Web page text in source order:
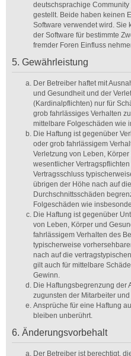
deutschsprachige
gestellt. Beide haben keinen
Software verwendet wird. Sie
der Software für bestimmte
fremder Foren Einfluss
5. Gewährleistung
Der Betreiber haftet mit
und Gesundheit und der
(Kardinalpflichten) nur für
grob fahrlässiges Verhalten
mittelbare Folgeschäden wie
Die Haftung ist gegenüber
oder grob fahrlässigem
Verletzung von Leben,
wesentlicher
Vertragsschluss
übrigen der Höhe nach auf
Durchschnittsschäden
Folgeschäden wie
Die Haftung ist gegenüber
von Leben, Körper und
fahrlässigem Verhalten des
typischerweise
nach auf die
gilt auch für mittelbare
Gewinn.
Die Haftungsbegrenzung der
zugunsten der Mitarbeiter
Ansprüche für eine Haftung
bleiben unberührt.
6. Änderungsvorbehalt
Der Betreiber ist berechtigt,